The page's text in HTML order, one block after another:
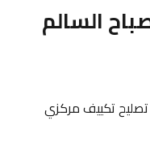
السالم
تصليح تكييف مركزي